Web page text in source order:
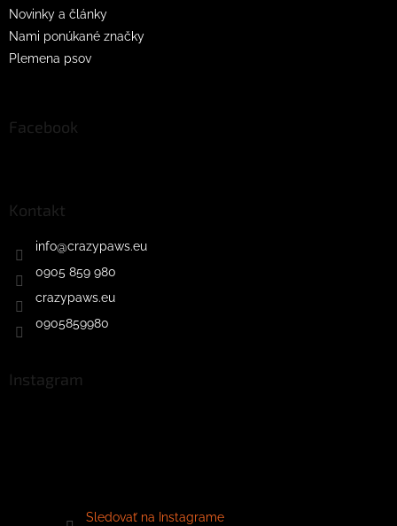
Novinky a články
Nami ponúkané značky
Plemena psov
Facebook
Kontakt
info@crazypaws.eu
0905 859 980
crazypaws.eu
0905859980
Instagram
Sledovať na Instagrame